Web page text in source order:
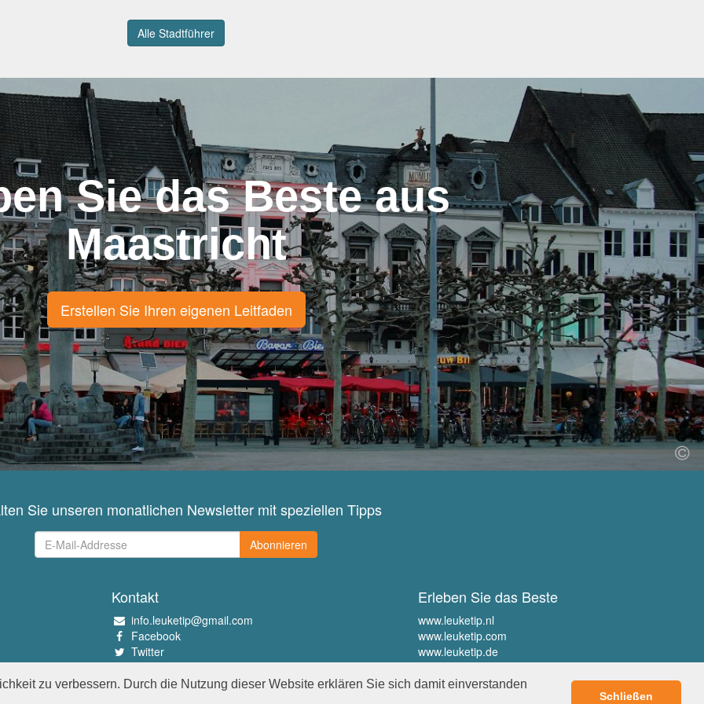
zu verbessern. Durch die Nutzung dieser Website erklären Sie sich damit einverstanden
Schließen
Alle Stadtführer
Sie das Beste aus
Maastricht
Erstellen Sie Ihren eigenen Leitfaden
Sie unseren monatlichen Newsletter mit speziellen Tipps
Abonnieren
Kontakt
info.leuketip@gmail.com
Facebook
Twitter
Instagram
Pinterest
Erleben Sie das Beste
www.leuketip.nl
www.leuketip.com
www.leuketip.de
www.leuketip.fr